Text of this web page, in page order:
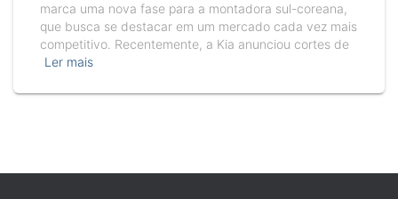
marca uma nova fase para a montadora sul-coreana,
que busca se destacar em um mercado cada vez mais
competitivo. Recentemente, a Kia anunciou cortes de
Ler mais